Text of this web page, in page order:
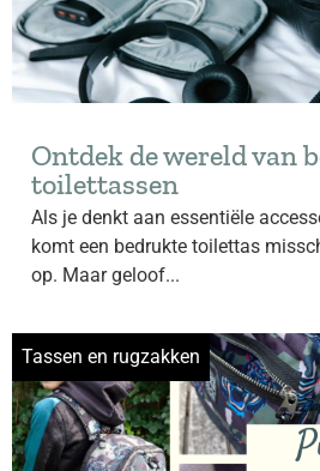
Ontdek de wereld van
toilettassen
Als je denkt aan essentiële
komt een bedrukte toilettas
op. Maar geloof...
Tassen en rugzakken